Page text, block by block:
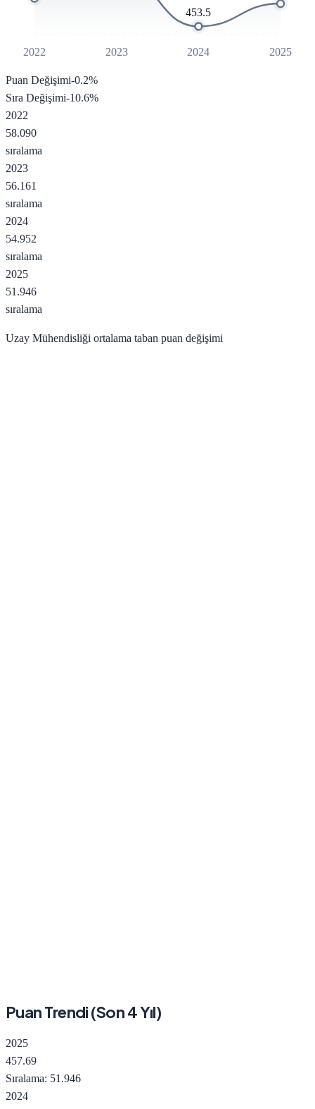
2022 2023
453.5
2024 2025
Puan Değişimi-0.2%
Sıra Değişimi-10.6%
2022
58.090
sıralama
2023
56.161
sıralama
2024
54.952
sıralama
2025
51.946
sıralama
Uzay Mühendisliği ortalama taban puan değişimi
Puan Trendi (Son4Yıl)
2025
457.69
Sıralama: 51.946
2024